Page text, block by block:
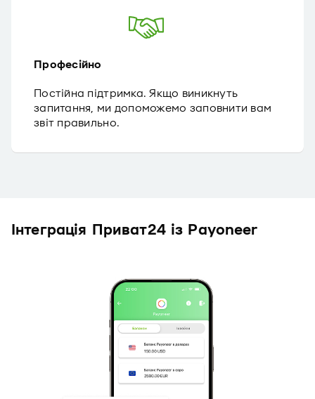
Професійно
Постійна підтримка. Якщо виникнуть
запитання, ми допоможемо заповнити вам
звіт правильно.
Інтеграція Приват24 із Payoneer